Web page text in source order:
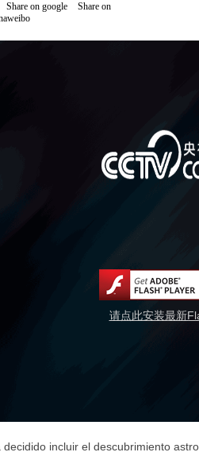
Share on google
Share on
请点此安装最新
decidido incluir el descubrimiento